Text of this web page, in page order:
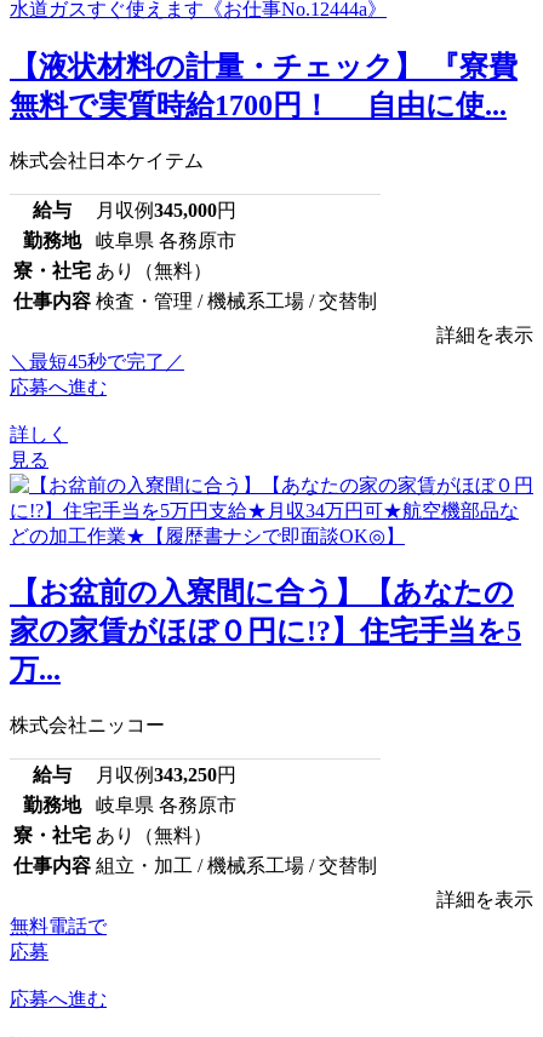
【液状材料の計量・チェック】 『寮費
無料で実質時給1700円！ 自由に使...
株式会社日本ケイテム
給与 月収例345,000円
勤務地
岐阜県 各務原市
寮・社宅 あり（無料）
仕事内容 検査・管理 / 機械系工場 / 交替制
詳細を表示
＼最短45秒で完了／
応募へ進む
詳しく
見る
【お盆前の入寮間に合う】【あなたの
家の家賃がほぼ０円に!?】住宅手当を5
万...
株式会社ニッコー
給与 月収例343,250円
勤務地
岐阜県 各務原市
寮・社宅 あり（無料）
仕事内容 組立・加工 / 機械系工場 / 交替制
詳細を表示
無料電話で
応募
応募へ進む